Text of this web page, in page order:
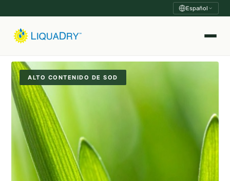
Español
ALTO CONTENIDO DE SOD